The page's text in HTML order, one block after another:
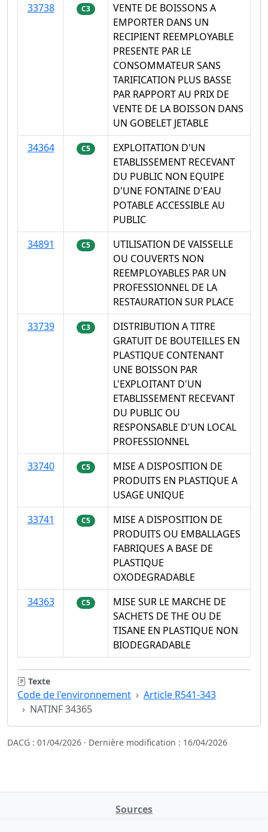
33738
C3
VENTE DE BOISSONS A
EMPORTER DANS UN
RECIPIENT REEMPLOYABLE
PRESENTE PAR LE
CONSOMMATEUR SANS
TARIFICATION PLUS BASSE
PAR RAPPORT AU PRIX DE
VENTE DE LA BOISSON DANS
UN GOBELET JETABLE
34364
C5
EXPLOITATION D'UN
ETABLISSEMENT RECEVANT
DU PUBLIC NON EQUIPE
D'UNE FONTAINE D'EAU
POTABLE ACCESSIBLE AU
PUBLIC
34891
C5
UTILISATION DE VAISSELLE
OU COUVERTS NON
REEMPLOYABLES PAR UN
PROFESSIONNEL DE LA
RESTAURATION SUR PLACE
33739
C3
DISTRIBUTION A TITRE
GRATUIT DE BOUTEILLES EN
PLASTIQUE CONTENANT
UNE BOISSON PAR
L'EXPLOITANT D'UN
ETABLISSEMENT RECEVANT
DU PUBLIC OU
RESPONSABLE D'UN LOCAL
PROFESSIONNEL
33740
C5
MISE A DISPOSITION DE
PRODUITS EN PLASTIQUE A
USAGE UNIQUE
33741
C5
MISE A DISPOSITION DE
PRODUITS OU EMBALLAGES
FABRIQUES A BASE DE
PLASTIQUE
OXODEGRADABLE
34363
C5
MISE SUR LE MARCHE DE
SACHETS DE THE OU DE
TISANE EN PLASTIQUE NON
BIODEGRADABLE
Texte
Code de l'environnement
Article R541-343
NATINF 34365
DACG : 01/04/2026 · Dernière modification : 16/04/2026
Sources